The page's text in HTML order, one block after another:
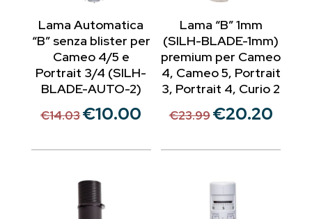
Lama Automatica
“B” senza blister per
Cameo 4/5 e
Portrait 3/4 (SILH-
BLADE-AUTO-2)
€14.03 Il
originale
€14.03.
€10.00
attuale
Lama “B” 1mm
(SILH-BLADE-1mm)
premium per Cameo
4, Cameo 5, Portrait
3, Portrait 4, Curio 2
€23.99 Il
originale
€23.99.
€20.20Il
attuale